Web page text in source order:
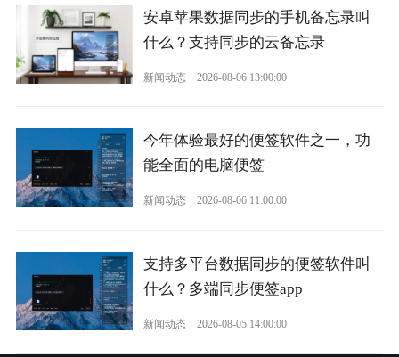
安卓苹果数据同步的手机备忘录叫
什么？支持同步的云备忘录
新闻动态 2026-08-06 13:00:00
今年体验最好的便签软件之一，功
能全面的电脑便签
新闻动态 2026-08-06 11:00:00
支持多平台数据同步的便签软件叫
什么？多端同步便签app
新闻动态 2026-08-05 14:00:00